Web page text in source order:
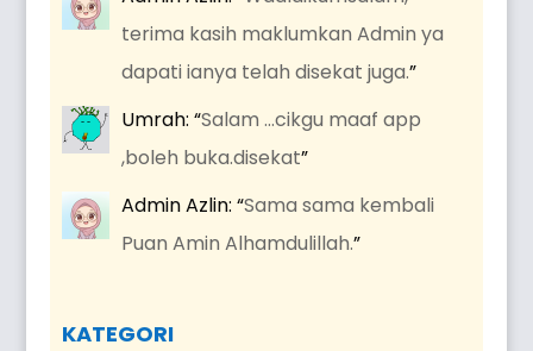
terima kasih maklumkan Admin ya
dapati ianya telah disekat juga.”
Umrah: “Salam …cikgu maaf app
,boleh buka.disekat”
Admin Azlin: “Sama sama kembali
Puan Amin Alhamdulillah.”
KATEGORI